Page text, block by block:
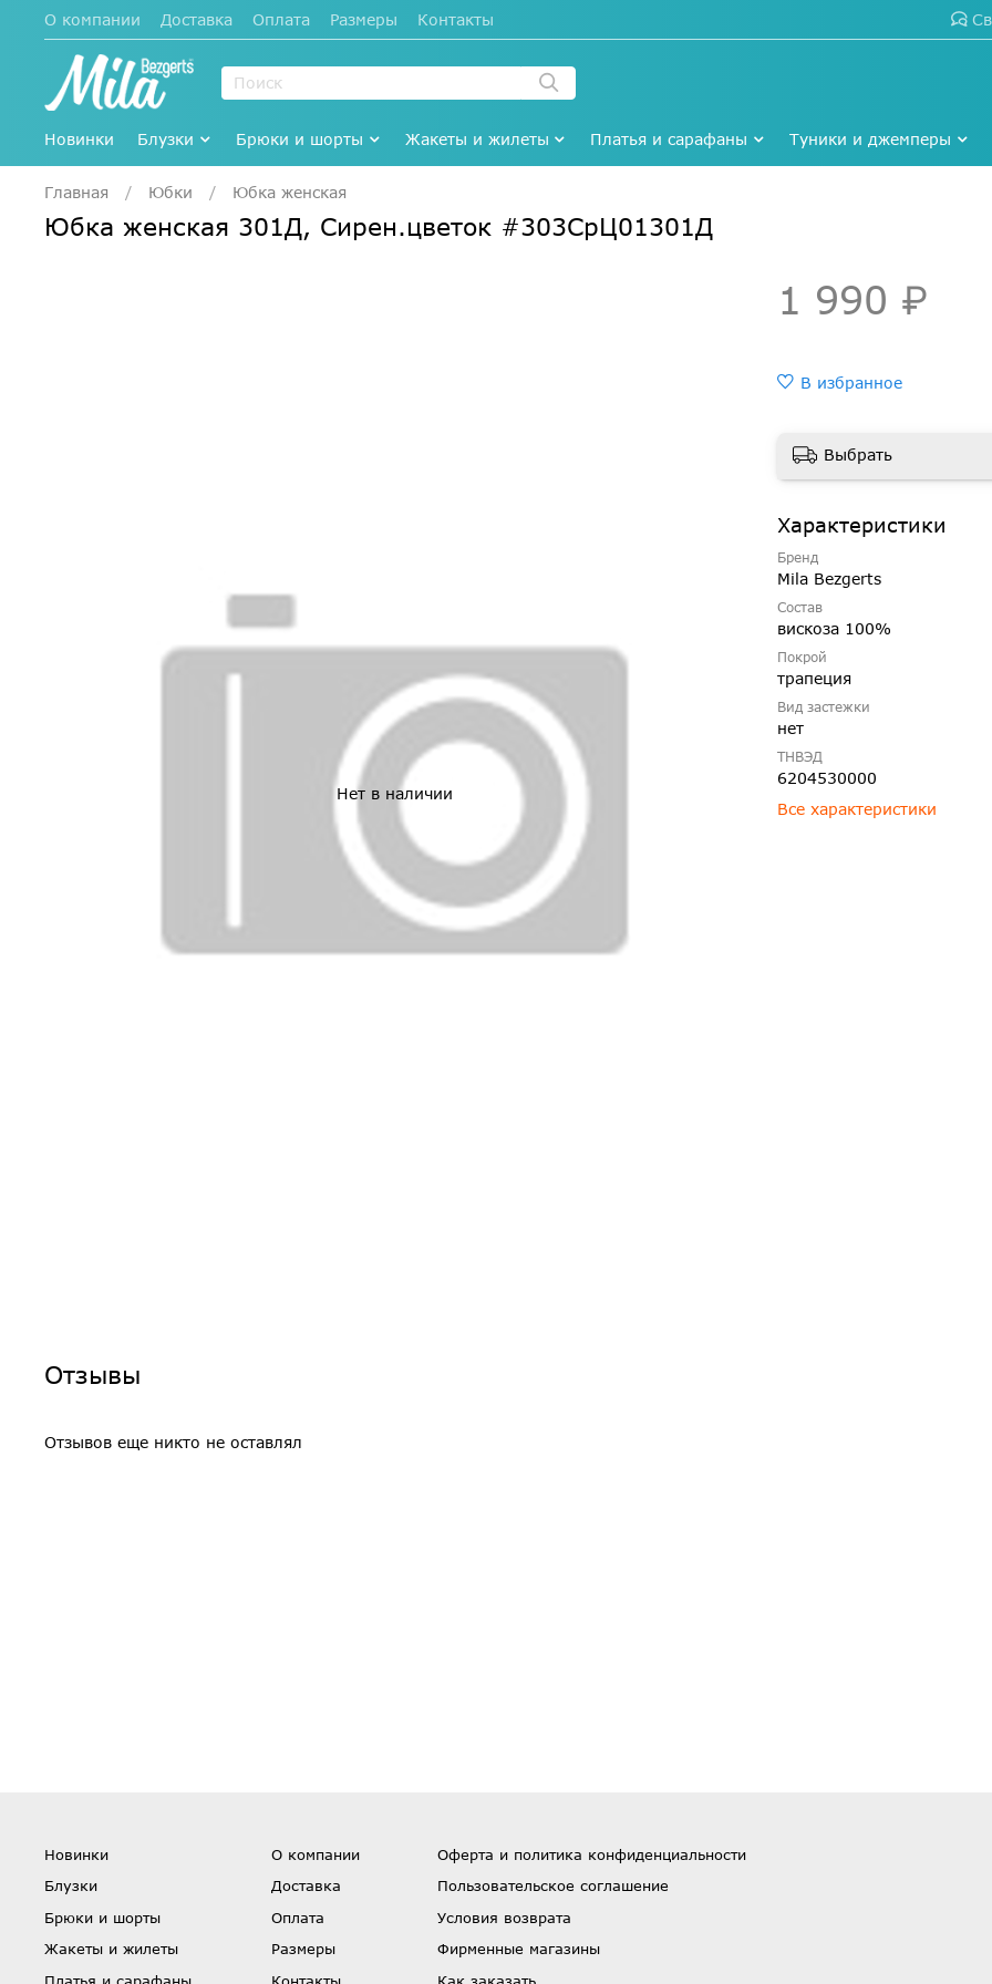
О компании Доставка Оплата Размеры Контакты
Новинки Блузки Брюки и шорты Жакеты и жилеты Платья и сарафаны Туники и джемперы
Главная Юбки Юбка женская
Юбка женская 301Д, Сирен.цветок #303СрЦ01301Д
Нет в наличии
1 990 ₽
В избранное
Выбрать
Характеристики
Бренд
Mila Bezgerts
Состав
вискоза 100%
Покрой
трапеция
Вид застежки
нет
ТНВЭД
6204530000
Все характеристики
Отзывы
Отзывов еще никто не оставлял
Новинки
Блузки
Брюки и шорты
Жакеты и жилеты
О компании
Доставка
Оплата
Размеры
Оферта и политика конфиденциальности
Пользовательское соглашение
Условия возврата
Фирменные магазины